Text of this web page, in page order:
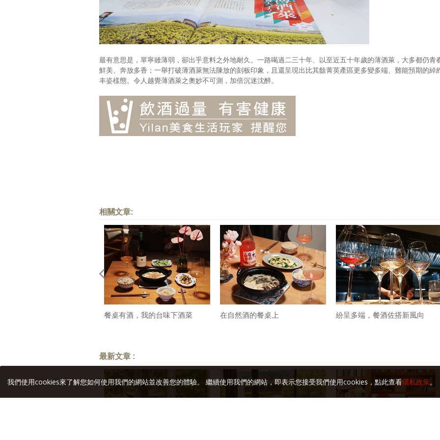
最有意思是，單寧雖薄弱，卻出乎意料之外地耐久。一路喝過二三十年、以至近五十年歲的薄酒萊，大多都仍青
鮮美、奔放多香；一舉打破薄酒萊無法陳放的刻板印象，且還呈現出比其餘菁英產區更多變多端、難能預期的綽
丰姿樣態。令人越覺薄酒萊之奧妙不可測，加倍沉迷沈醉。
相關文章:
餐桌有酒，我的台味下酒菜 在自然酒的餐桌上 紛呈多端，餐酒佐搭新風向
最新文章 :
我們使用cookies來了解您如何使用我們的網站並改善您的體驗。 繼續使用我們的網站，即表示您接受我們使用cookies，點此查看隱私政策。